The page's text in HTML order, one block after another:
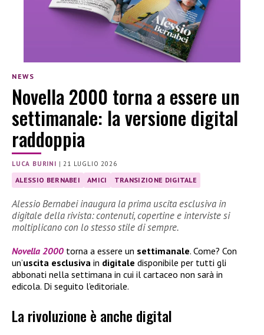
NEWS
Novella 2000 torna a essere un
settimanale: la versione digital
raddoppia
LUCA BURINI |21 LUGLIO 2026
ALESSIO BERNABEI AMICI TRANSIZIONE DIGITALE
Alessio Bernabei inaugura la prima uscita esclusiva in
digitale della rivista: contenuti, copertine e interviste si
moltiplicano con lo stesso stile di sempre.
Novella 2000 torna a essere un settimanale. Come? Con
un’uscita esclusiva in digitale disponibile per tutti gli
abbonati nella settimana in cui il cartaceo non sarà in
edicola. Di seguito l’editoriale.
La rivoluzione è anche digital